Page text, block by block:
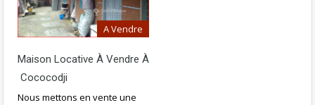
A Vendre
Maison Locative À Vendre À
Cococodji
Nous mettons en vente une